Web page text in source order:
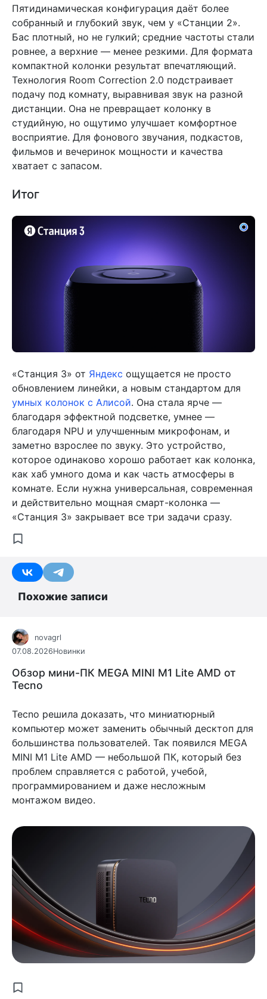
Пятидинамическая конфигурация даёт более
собранный и глубокий звук, чем у «Станции 2».
Бас плотный, но не гулкий; средние частоты стали
ровнее, а верхние — менее резкими. Для формата
компактной колонки результат впечатляющий.
Технология Room Correction 2.0 подстраивает
подачу под комнату, выравнивая звук на разной
дистанции. Она не превращает колонку в
студийную, но ощутимо улучшает комфортное
восприятие. Для фонового звучания, подкастов,
фильмов и вечеринок мощности и качества
хватает с запасом.
Итог
«Станция 3» от Яндекс ощущается не просто
обновлением линейки, а новым стандартом для
умных колонок с Алисой. Она стала ярче —
благодаря эффектной подсветке, умнее —
благодаря NPU и улучшенным микрофонам, и
заметно взрослее по звуку. Это устройство,
которое одинаково хорошо работает как колонка,
как хаб умного дома и как часть атмосферы в
комнате. Если нужна универсальная, современная
и действительно мощная смарт-колонка —
«Станция 3» закрывает все три задачи сразу.
Похожие записи
novagrl
07.08.2026Новинки
Обзор мини-ПК MEGA MINI M1 Lite AMD от
Tecno
Tecno решила доказать, что миниатюрный
компьютер может заменить обычный десктоп для
большинства пользователей. Так появился MEGA
MINI M1 Lite AMD — небольшой ПК, который без
проблем справляется с работой, учебой,
программированием и даже несложным
монтажом видео.